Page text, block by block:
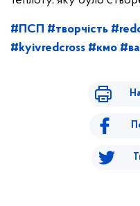
#ПСП #творчість
#kyivredcross #кмо